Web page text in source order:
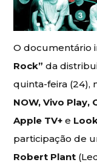
O documentário
Rock”da
quinta-feira (24),
NOW, Vivo Play,
Apple TV+ e
participação de
Robert Plant